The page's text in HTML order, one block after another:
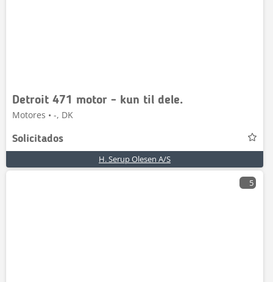
Detroit 471 motor - kun til dele.
Motores • -, DK
Solicitados
H. Serup Olesen A/S
5